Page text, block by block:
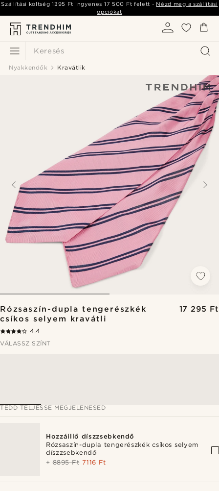
Keresés
Szállítási költség1395 Ft ingyenes 17 500 Ft felett - Nézd meg a szállítási
opciókat
Nyakkendők Kravátlik
Rózsaszín-dupla tengerészkék
csíkos selyem kravátli
17 295 Ft
4.4
VÁLASSZ SZÍNT
TEDD TELJESSÉ MEGJELENÉSED
Hozzáillő díszzsebkendő
Rózsaszín-dupla tengerészkék csíkos selyem
díszzsebkendő
+8895 Ft 7116 Ft